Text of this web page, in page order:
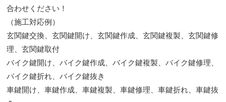
合わせください！
（施工対応例）
玄関鍵交換、玄関鍵開け、玄関鍵作成、玄関鍵複製、玄関鍵修
理、玄関鍵取付
バイク鍵開け、バイク鍵作成、バイク鍵複製、バイク鍵修理、
バイク鍵折れ、バイク鍵抜き
車鍵開け、車鍵作成、車鍵複製、車鍵修理、車鍵折れ、車鍵抜